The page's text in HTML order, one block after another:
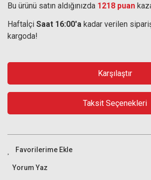
Bu ürünü satın aldığınızda 1218 puan
Haftaİçi Saat 16:00'a kadar verilen
kargoda!
Karşılaştır
Taksit Seçenekleri
Yorum Yaz